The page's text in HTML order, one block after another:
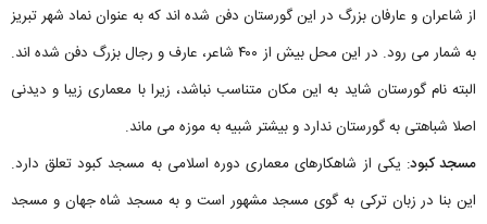
از شاعران و عارفان بزرگ در این گورستان دفن شده اند که به عنوان نماد شهر تبریز
به شمار می رود. در این محل بیش از ۴۰۰ شاعر، عارف و رجال بزرگ دفن شده اند.
البته نام گورستان شاید به این مکان متناسب نباشد، زیرا با معماری زیبا و دیدنی
اصلا شباهتی به گورستان ندارد و بیشتر شبیه به موزه می ماند.
مسجد کبود: یکی از شاهکارهای معماری دوره اسلامی به مسجد کبود تعلق دارد.
این بنا در زبان ترکی به گوی مسجد مشهور است و به مسجد شاه جهان و مسجد